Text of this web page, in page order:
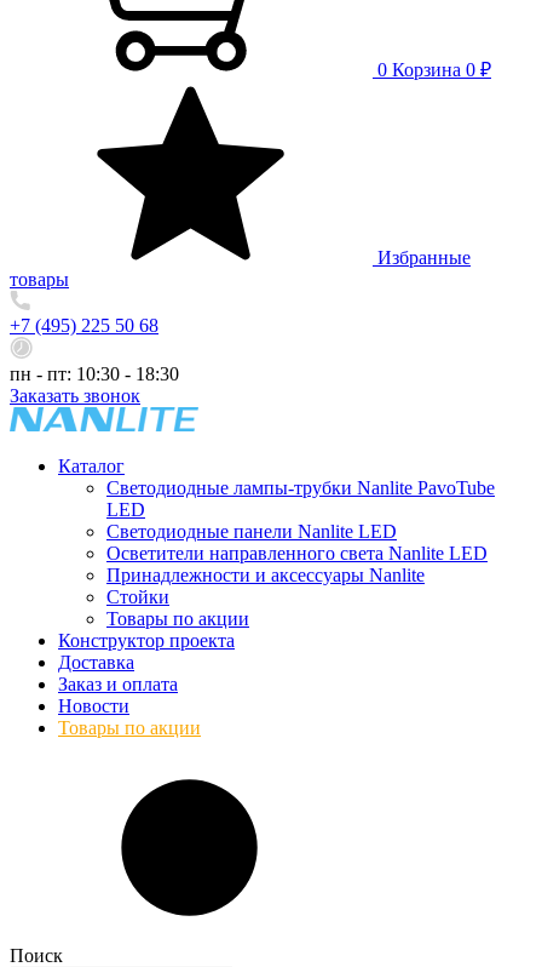
0 Корзина 0 ₽
Избранные
товары
+7 (495) 225 50 68
пн - пт: 10:30 - 18:30
Заказать звонок
Каталог
Светодиодные лампы-трубки Nanlite PavoTube
LED
Светодиодные панели Nanlite LED
Осветители направленного света Nanlite LED
Принадлежности и аксессуары Nanlite
Стойки
Товары по акции
Конструктор проекта
Доставка
Заказ и оплата
Новости
Товары по акции
Поиск